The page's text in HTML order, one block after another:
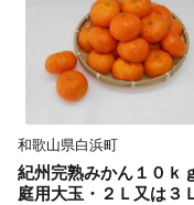
● 世界最北のサンゴ
串本は北緯33度30
の茂る温帯の海に
運んでくる黒潮の
れ、南の海と同様
界でもっとも北にあ
端にある串本の海な
和歌山県白浜町
紀州完熟みかん１０ｋ
庭用大玉・２Ｌ又は３